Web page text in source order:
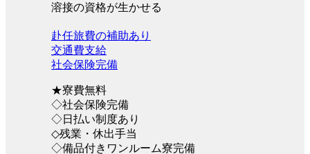
溶接の資格が生かせる
赴任旅費の補助あり
交通費支給
社会保険完備
★寮費無料
◇社会保険完備
◇日払い制度あり
◇残業・休出手当
◇備品付きワンルーム寮完備